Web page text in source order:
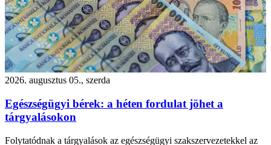
2026. augusztus 05., szerda
Egészségügyi bérek: a héten fordulat jöhet a
tárgyalásokon
Folytatódnak a tárgyalások az egészségügyi szakszervezetekkel az